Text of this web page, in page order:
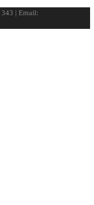
| Email: